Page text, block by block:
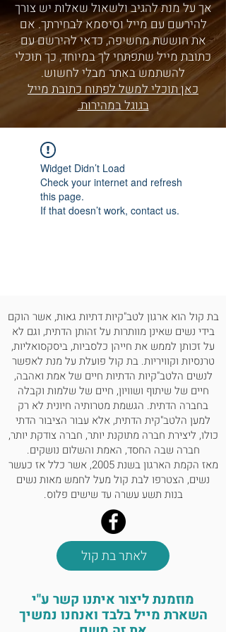
אך על מנת להגיב ולשאול שאלות יש צורך
להירשם עם מייל וסיסמא לבחירתך. אם
את חוששת מחשיפה, כדאי להירשם עם
כתובת מייל שתפתחי לך במיוחד, כך תוכלי
להשתמש באתר מבלי לחשוש.
כאן תוכלי למשל לפתוח כתובת מייל
בגוגל במהירות.
Widget Didn’t Load
Check your internet and refresh
this page.
If that doesn’t work, contact us.
בת קול הוא ארגון לטב"קיות דתיות גאות, אשר הוקם
בידי נשים שאינן מוותרות על זהותן הדתית, וגם לא
על זכותן לממש את חייהן כלסביות, ביסקסואליות,
טרנסיות וקוויריות. בת קול פועלת על מנת לאפשר
לנשים הלטב"קיות הדתיות חיים של אמת ואהבה,
חיים של שיתוף ושוויון, חיים של שלמות וקבלה
בחברה הדתית. הגשמת מטרותיה חיונית לא רק
למען הלטב"קית הדתית, אלא עבור הציבור הדתי
כולו, ליצירת חברה מתוקנת יותר, חברה צודקת יותר,
חברה שבה החסד, האמת והשלום נושקים.
מאז הקמת הארגון בשנת 2005, אשר כלל אז כעשר
נשים, הצטרפו לבת קול מעל לחמש מאות נשים
בנות תשע עשרה עד שישים פלוס.
לאתר בת קול
מוזמנת ליצור איתנו קשר ע"י
השארת מייל בלבד ואנחנו נמשיך